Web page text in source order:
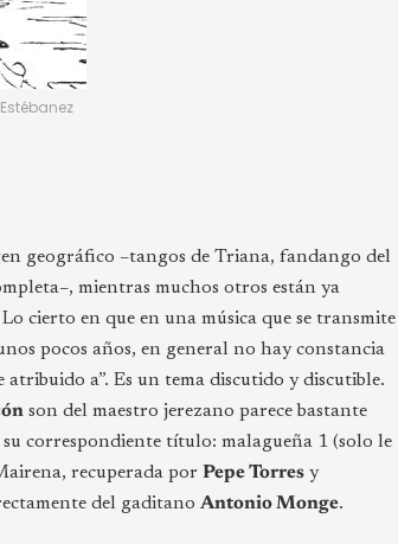
geográfico –tangos de Triana, fandango del
mientras muchos otros están ya
cierto en que en una música que se transmite
pocos años, en general no hay constancia
atribuido a”. Es un tema discutido y discutible.
son del maestro jerezano parece bastante
correspondiente título: malagueña 1 (solo le
recuperada por Pepe Torres y
del gaditano Antonio Monge.